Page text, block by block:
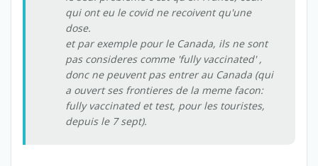
qui ont eu le covid ne recoivent qu'une
dose.
et par exemple pour le Canada, ils ne sont
pas consideres comme 'fully vaccinated' ,
donc ne peuvent pas entrer au Canada (qui
a ouvert ses frontieres de la meme facon:
fully vaccinated et test, pour les touristes,
depuis le 7 sept).